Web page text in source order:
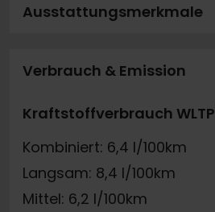
Ausstattungsmerkmale
Verbrauch & Emission
Kraftstoffverbrauch WLTP
Kombiniert: 6,4 l/100km
Langsam: 8,4 l/100km
Mittel: 6,2 l/100km